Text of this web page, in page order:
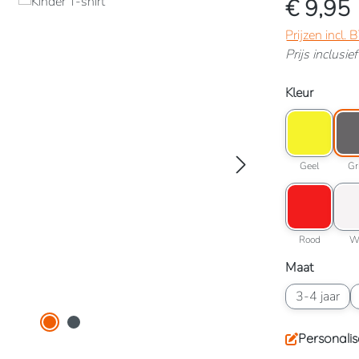
€ 9,95
Prijzen incl.
Prijs
Selecteer
Kleur
Kleuroptie:
Geel
Kleuroptie:
Rood
Selecteer
Maat
3-4 jaar
Maatoptie: